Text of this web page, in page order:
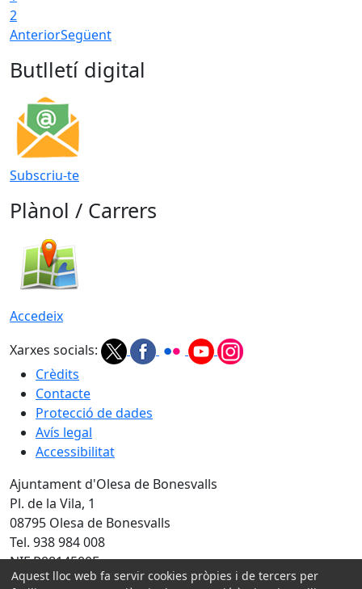
2
AnteriorSegüent
Butlletí digital
Subscriu-te
Plànol / Carrers
Accedeix
Xarxes socials:
Crèdits
Contacte
Protecció de dades
Avís legal
Accessibilitat
Ajuntament d'Olesa de Bonesvalls
Pl. de la Vila, 1
08795 Olesa de Bonesvalls
Tel. 938 984 008
NIF P0814500E
Aquest lloc web fa servir cookies pròpies i de tercers per